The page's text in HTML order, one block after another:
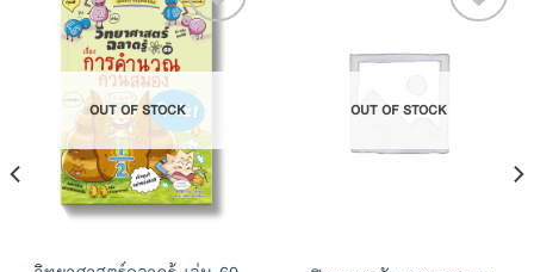
Add to
Wishlist
OUT OF STOCK OUT OF STOCK